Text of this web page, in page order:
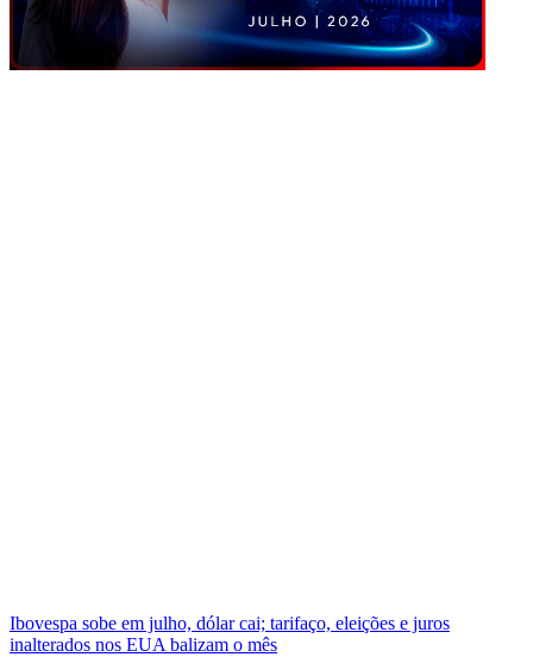
Ibovespa sobe em julho, dólar cai; tarifaço, eleições e juros
inalterados nos EUA balizam o mês